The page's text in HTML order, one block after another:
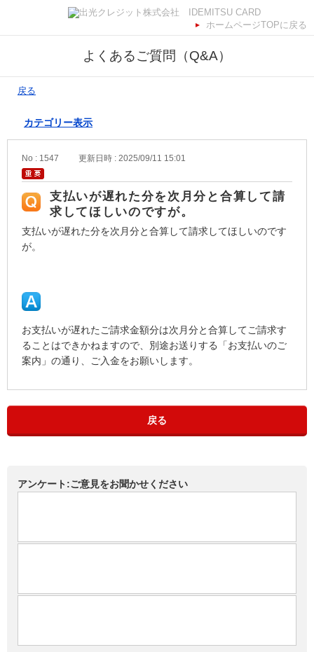
ホームページTOPに戻る
よくあるご質問（Q&A）
戻る
カテゴリー表示
No : 1547 更新日時 : 2025/09/11 15:01
支払いが遅れた分を次月分と合算して請
求してほしいのですが。
支払いが遅れた分を次月分と合算して請求してほしいのです
が。
お支払いが遅れたご請求金額分は次月分と合算してご請求す
ることはできかねますので、別途お送りする「お支払いのご
案内」の通り、ご入金をお願いします。
戻る
アンケート:ご意見をお聞かせください